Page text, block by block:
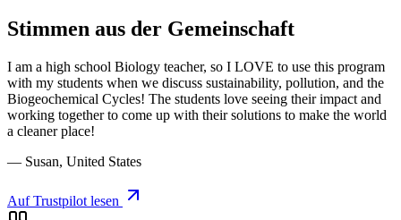
Stimmen aus der Gemeinschaft
I am a high school Biology teacher, so I LOVE to use this program
with my students when we discuss sustainability, pollution, and the
Biogeochemical Cycles! The students love seeing their impact and
working together to come up with their solutions to make the world
a cleaner place!
— Susan, United States
Auf Trustpilot lesen